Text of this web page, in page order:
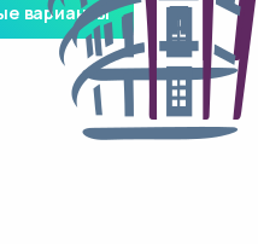
варианты